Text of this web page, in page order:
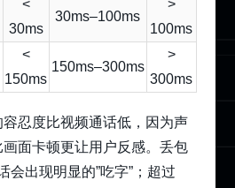
<
30ms
30ms–100ms
>
100ms
<
150ms
150ms–300ms
>
300ms
忍度比视频通话低，因为声
面卡顿更让用户反感。丢包
会出现明显的”吃字”；超过